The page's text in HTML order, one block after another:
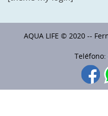
AQUA LIFE © 2020 --
Teléfono: